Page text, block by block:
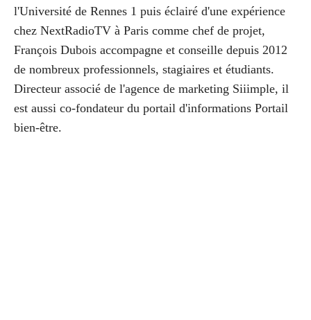
l'Université de Rennes 1 puis éclairé d'une expérience
chez NextRadioTV à Paris comme chef de projet,
François Dubois accompagne et conseille depuis 2012
de nombreux professionnels, stagiaires et étudiants.
Directeur associé de l'agence de marketing Siiimple, il
est aussi co-fondateur du portail d'informations Portail
bien-être.